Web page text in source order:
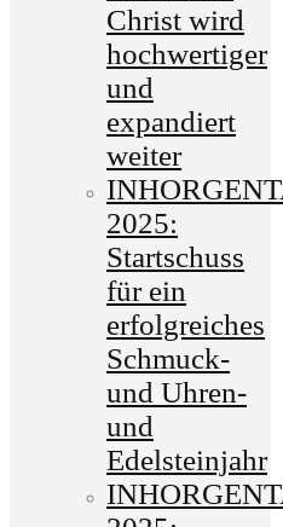
Christ wird
hochwertiger
und
expandiert
weiter
2025:
Startschuss
für ein
erfolgreiches
Schmuck-
und Uhren-
und
Edelsteinjahr